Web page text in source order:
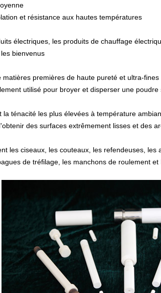
et résistance aux hautes températures
électriques, les produits de chauffage
bienvenus
premières de haute pureté et ultra-
utilisé pour broyer et disperser une poudre
la ténacité les plus élevées à température
des surfaces extrêmement lisses et des
les ciseaux, les couteaux, les refendeuses,
de tréfilage, les manchons de roulement et